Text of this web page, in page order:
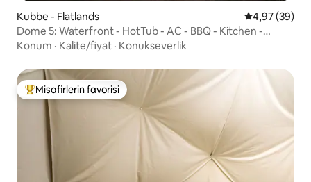
Kubbe - Flatlands 5 üzerinden
4,97 (39)
Dome 5: Waterfront - HotTub - AC - BBQ - Kitchen -
Bathroom
Konum · Kalite/fiyat · Konukseverlik
Misafirlerin favorilerinden en beğenilenler arasında
Misafirlerin favorisi